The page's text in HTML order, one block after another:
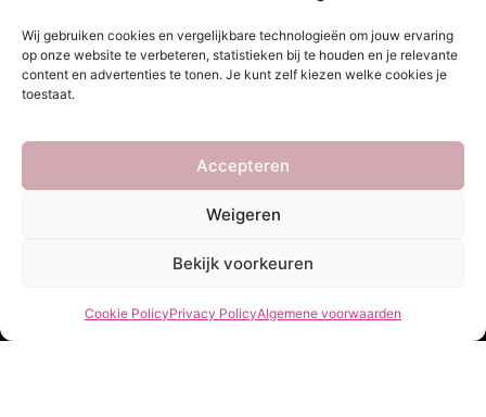
Wij gebruiken cookies en vergelijkbare technologieën om jouw ervaring
op onze website te verbeteren, statistieken bij te houden en je relevante
content en advertenties te tonen. Je kunt zelf kiezen welke cookies je
toestaat.
Accepteren
Weigeren
Bekijk voorkeuren
Cookie PolicyPrivacy PolicyAlgemene voorwaarden
Verzenden
She Clothes
Heidebaan 62, 6044 XS Roermond